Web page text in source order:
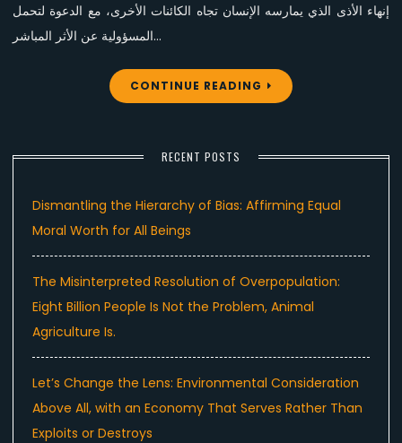
إنهاء الأذى الذي يمارسه الإنسان تجاه الكائنات الأخرى، مع الدعوة لتحمل
المسؤولية عن الأثر المباشر…
CONTINUE READING
RECENT POSTS
Dismantling the Hierarchy of Bias: Affirming Equal
Moral Worth for All Beings
The Misinterpreted Resolution of Overpopulation:
Eight Billion People Is Not the Problem, Animal
Agriculture Is.
Let’s Change the Lens: Environmental Consideration
Above All, with an Economy That Serves Rather Than
Exploits or Destroys